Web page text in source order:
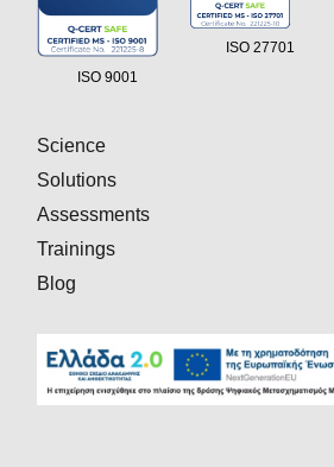
ISO 9001
ISO 27701
Science
Solutions
Assessments
Trainings
Blog